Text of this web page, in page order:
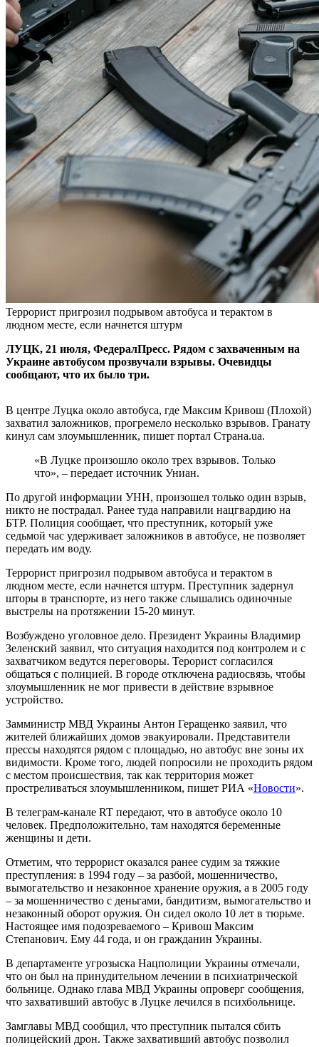
Террорист пригрозил подрывом автобуса и терактом в
людном месте, если начнется штурм
ЛУЦК, 21 июля, ФедералПресс. Рядом с захваченным на
Украине автобусом прозвучали взрывы. Очевидцы
сообщают, что их было три.
В центре Луцка около автобуса, где Максим Кривош (Плохой)
захватил заложников, прогремело несколько взрывов. Гранату
кинул сам злоумышленник, пишет портал Страна.ua.
«В Луцке произошло около трех взрывов. Только
что», – передает источник Униан.
По другой информации УНН, произошел только один взрыв,
никто не пострадал. Ранее туда направили нацгвардию на
БТР. Полиция сообщает, что преступник, который уже
седьмой час удерживает заложников в автобусе, не позволяет
передать им воду.
Террорист пригрозил подрывом автобуса и терактом в
людном месте, если начнется штурм. Преступник задернул
шторы в транспорте, из него также слышались одиночные
выстрелы на протяжении 15-20 минут.
Возбуждено уголовное дело. Президент Украины Владимир
Зеленский заявил, что ситуация находится под контролем и с
захватчиком ведутся переговоры. Терорист согласился
общаться с полицией. В городе отключена радиосвязь, чтобы
злоумышленник не мог привести в действие взрывное
устройство.
Замминистр МВД Украины Антон Геращенко заявил, что
жителей ближайших домов эвакуировали. Представители
прессы находятся рядом с площадью, но автобус вне зоны их
видимости. Кроме того, людей попросили не проходить рядом
с местом происшествия, так как территория может
простреливаться злоумышленником, пишет РИА «Новости».
В телеграм-канале RT передают, что в автобусе около 10
человек. Предположительно, там находятся беременные
женщины и дети.
Отметим, что террорист оказался ранее судим за тяжкие
преступления: в 1994 году – за разбой, мошенничество,
вымогательство и незаконное хранение оружия, а в 2005 году
– за мошенничество с деньгами, бандитизм, вымогательство и
незаконный оборот оружия. Он сидел около 10 лет в тюрьме.
Настоящее имя подозреваемого – Кривош Максим
Степанович. Ему 44 года, и он гражданин Украины.
В департаменте угрозыска Нацполиции Украины отмечали,
что он был на принудительном лечении в психиатрической
больнице. Однако глава МВД Украины опроверг сообщения,
что захвативший автобус в Луцке лечился в психбольнице.
Замглавы МВД сообщил, что преступник пытался сбить
полицейский дрон. Также захвативший автобус позволил